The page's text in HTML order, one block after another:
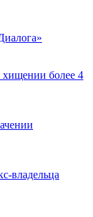
хищении более 4
владельца